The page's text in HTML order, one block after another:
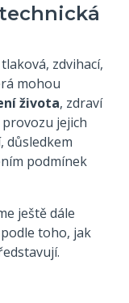
zdvihací,
mohou
života, zdraví
jejich
důsledkem
podmínek
ještě dále
toho, jak